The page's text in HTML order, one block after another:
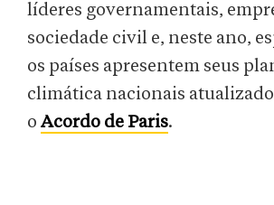
líderes governamentais,
sociedade civil e, neste ano,
os países apresentem seus
climática nacionais
o Acordo de Paris.